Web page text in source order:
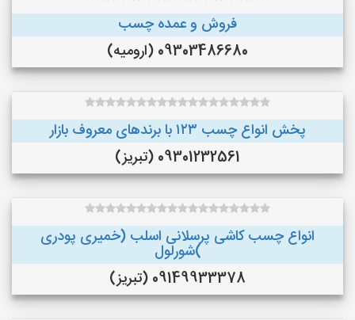
فروش و عمده چسب
09303486680 (ارومیه)
پخش انواع چسب ۱۲۳ با برندهای معروف بازار
09301232561 (تبریز)
انواع چسب کاشی پرسلانی اسلب (خمیری پودری
)شورلول
09149933378 (تبریز)